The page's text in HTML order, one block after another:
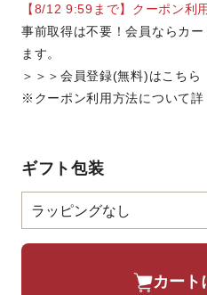
【8/12 9:59まで】クーポン利
事前取得は不要！会員ならカ
ます。
＞＞＞会員登録(無料)はこちら
※クーポン利用方法について詳
ギフト包装
カート